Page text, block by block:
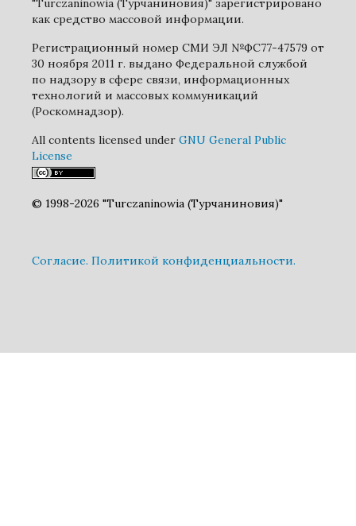
как средство массовой информации.
Регистрационный номер СМИ ЭЛ №ФС77-47579 от
30 ноября 2011 г. выдано Федеральной службой
по надзору в сфере связи, информационных
технологий и массовых коммуникаций
(Роскомнадзор).
All contents licensed under GNU General Public
License
© 1998-2026 "Turczaninowia (Турчаниновия)"
Cогласие. Политикой конфиденциальности.